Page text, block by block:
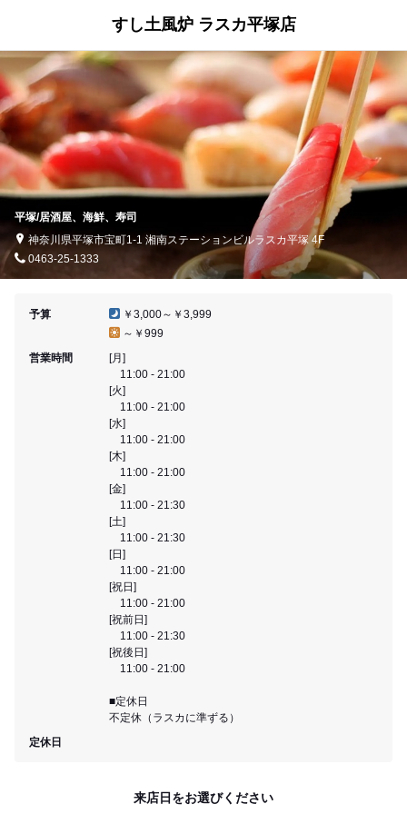
すし土風炉 ラスカ平塚店
平塚/居酒屋、海鮮、寿司
神奈川県平塚市宝町1-1 湘南ステーションビルラスカ平塚 4F
0463-25-1333
予算
￥3,000～￥3,999
～￥999
営業時間
[月]
11:00 - 21:00
[火]
11:00 - 21:00
[水]
11:00 - 21:00
[木]
11:00 - 21:00
[金]
11:00 - 21:30
[土]
11:00 - 21:30
[日]
11:00 - 21:00
[祝日]
11:00 - 21:00
[祝前日]
11:00 - 21:30
[祝後日]
11:00 - 21:00
■定休日
不定休（ラスカに準ずる）
定休日
来店日をお選びください